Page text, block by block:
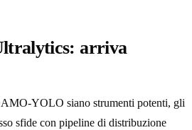
arriva
YOLO siano strumenti potenti, gli
sfide con pipeline di distribuzione